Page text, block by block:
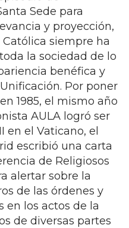
Sede para
y proyección,
siempre ha
la sociedad de lo
benéfica y
Por poner
1985, el mismo año
AULA logró ser
en el Vaticano, el
escribió una carta
de Religiosos
alertar sobre la
de las órdenes y
en los actos de la
de diversas partes